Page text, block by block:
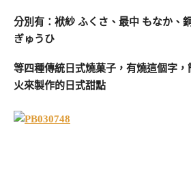
分別有：袱紗 ふくさ、最中 もなか、
ぎゅうひ
等四種傳統日式燒菓子，有燒這個字，
火來製作的日式甜點